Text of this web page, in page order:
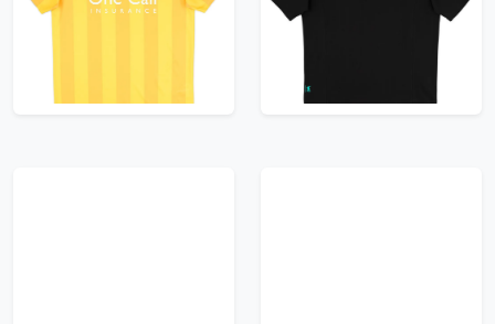
21.99£ · ca. €26